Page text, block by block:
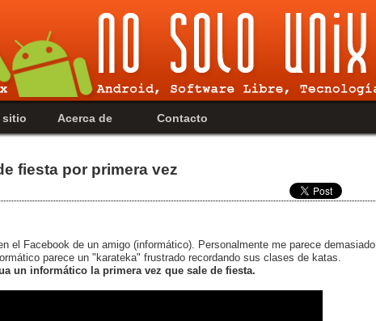
sitio Acerca de Contacto
fiesta por primera vez
el Facebook de un amigo (informático). Personalmente me parece demasiado
parece un "karateka" frustrado recordando sus clases de katas.
un informático la primera vez que sale de fiesta.